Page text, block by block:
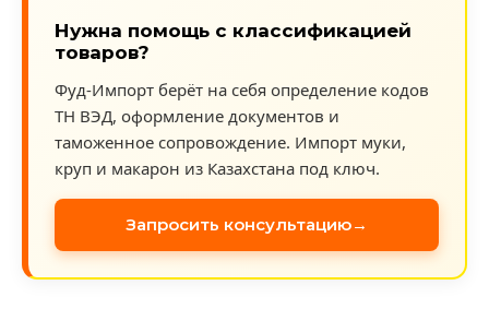
Нужна помощь с классификацией
товаров?
Фуд-Импорт берёт на себя определение кодов
ТН ВЭД, оформление документов и
таможенное сопровождение. Импорт муки,
круп и макарон из Казахстана под ключ.
Запросить консультацию